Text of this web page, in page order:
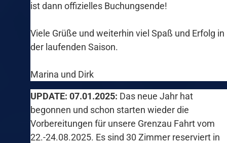
ist dann offizielles Buchungsende!
Viele Grüße und weiterhin viel Spaß und Erfolg in
der laufenden Saison.
Marina und Dirk
UPDATE: 07.01.2025: Das neue Jahr hat
begonnen und schon starten wieder die
Vorbereitungen für unsere Grenzau Fahrt vom
22.-24.08.2025. Es sind 30 Zimmer reserviert in